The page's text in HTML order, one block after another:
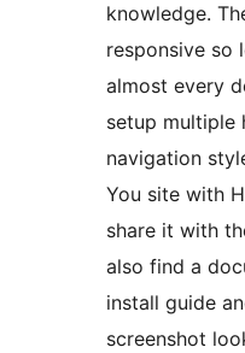
knowledge.
responsive so
almost every
setup multiple
navigation
You site with
share it with
also find a
install guide
screenshot